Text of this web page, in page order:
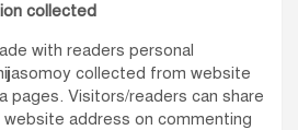
collected
with readers personal
collected from website
pages. Visitors/readers can share
website address on commenting